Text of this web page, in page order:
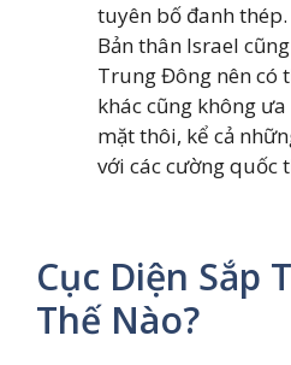
tuyên bố đanh thép.
Bản thân Israel
Trung Đông nên có
khác cũng không
mặt thôi, kể cả
với các cường quốc
Cục Diện Sắp
Thế Nào?